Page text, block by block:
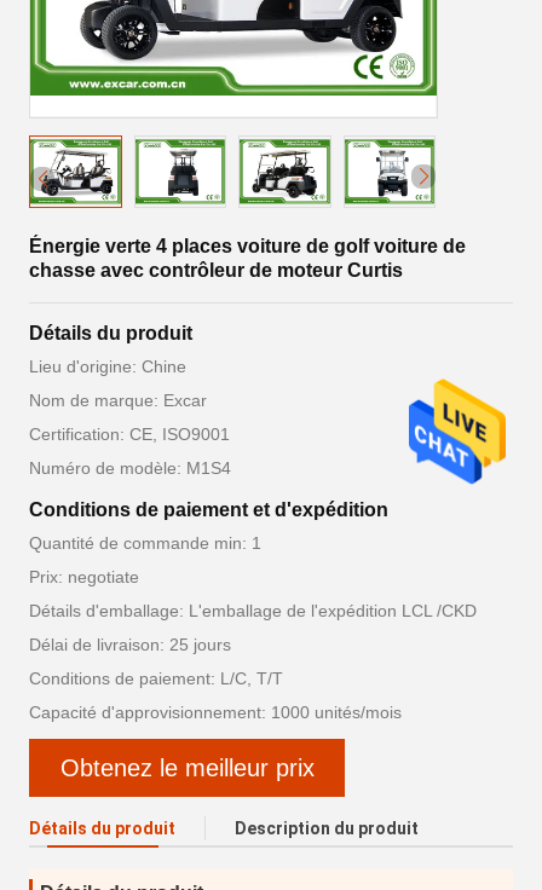
Énergie verte 4 places voiture de golf voiture de
chasse avec contrôleur de moteur Curtis
Détails du produit
Lieu d'origine: Chine
Nom de marque: Excar
Certification: CE, ISO9001
Numéro de modèle: M1S4
Conditions de paiement et d'expédition
Quantité de commande min: 1
Prix: negotiate
Détails d'emballage: L'emballage de l'expédition LCL /CKD
Délai de livraison: 25 jours
Conditions de paiement: L/C, T/T
Capacité d'approvisionnement: 1000 unités/mois
Obtenez le meilleur prix
Détails du produit Description du produit